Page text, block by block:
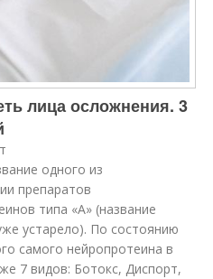
лица осложнения. 3
одного из
препаратов
типа «А» (название
устарело). По состоянию
самого нейропротеина в
7 видов: Ботокс, Диспорт,